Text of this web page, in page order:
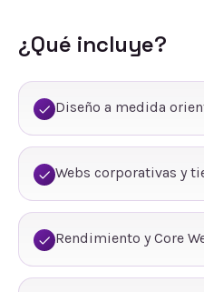
¿Qué incluye?
Diseño a medida
Webs corporativas y
Rendimiento y Core